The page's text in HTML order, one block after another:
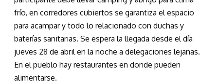
frío, en corredores cubiertos se garantiza el espacio
para acampar y todo lo relacionado con duchas y
baterías sanitarias. Se espera la llegada desde el día
jueves 28 de abril en la noche a delegaciones lejanas.
En el pueblo hay restaurantes en donde pueden
alimentarse.